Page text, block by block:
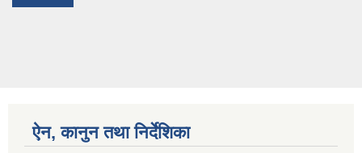
ऐन, कानुन तथा निर्देशिका